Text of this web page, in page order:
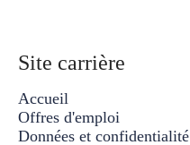
Site carrière
Accueil
Offres d'emploi
Données et confidentialité